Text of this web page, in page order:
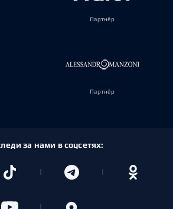
Партнёр
Партнёр
за нами в соцсетях: